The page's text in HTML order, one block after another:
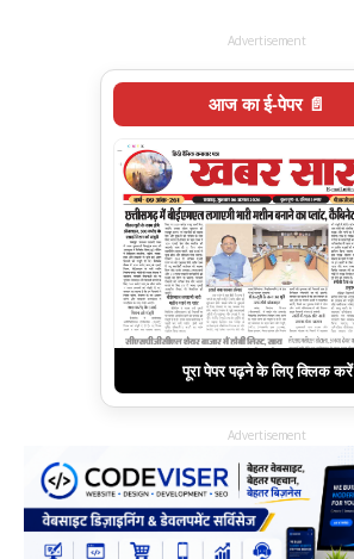
Advertisement
आज का ई-पेपर 📄
पूरा पेपर पढ़ने के लिए क्लिक करें
Advertisement